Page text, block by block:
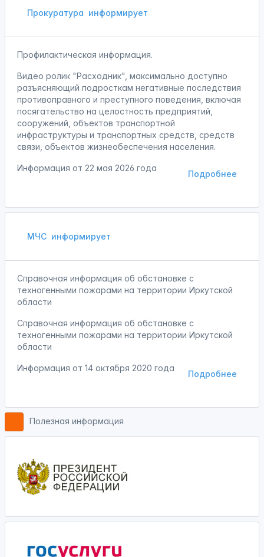
Прокуратура информирует
Профилактическая информация.
Видео ролик "Расходник", максимально доступно
разъясняющий подросткам негативные последствия
противоправного и преступного поведения, включая
посягательство на целостность предприятий,
сооружений, объектов транспортной
инфраструктуры и транспортных средств, средств
связи, объектов жизнеобеспечения населения.
Подробнее
Информация от 22 мая 2026 года
МЧС информирует
Справочная информация об обстановке с
техногенными пожарами на территории Иркутской
области
Справочная информация об обстановке с
техногенными пожарами на территории Иркутской
области
Подробнее
Информация от 14 октября 2020 года
Полезная информация